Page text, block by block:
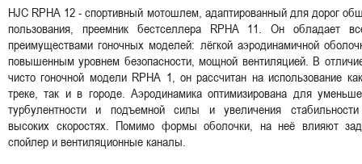
HJC RPHA 12 - спортивный мотошлем, адаптированный для дорог
пользования, преемник бестселлера RPHA 11. Он обладает
преимуществами гоночных моделей: лёгкой аэродинамичной
повышенным уровнем безопасности, мощной вентиляцией. В
чисто гоночной модели RPHA 1, он рассчитан на использование
треке, так и в городе. Аэродинамика оптимизирована для
турбулентности и подъемной силы и увеличения
высоких скоростях. Помимо формы оболочки, на неё влияют
спойлер и вентиляционные каналы.